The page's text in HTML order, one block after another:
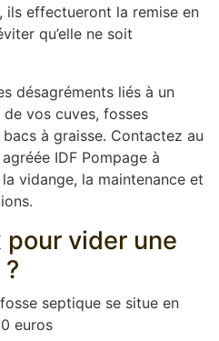
effectueront la remise en
qu’elle ne soit
désagréments liés à un
vos cuves, fosses
à graisse. Contactez au
IDF Pompage à
vidange, la maintenance et
vider une
septique se situe en
euros